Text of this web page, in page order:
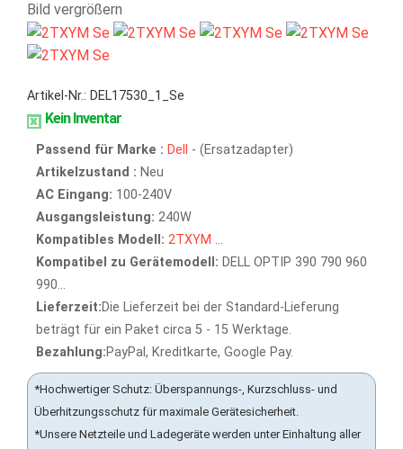
Bild vergrößern
Artikel-Nr.: DEL17530_1_Se
Kein Inventar
Passend für Marke : Dell
- (Ersatzadapter)
Artikelzustand : Neu
AC Eingang: 100-240V
Ausgangsleistung: 240W
Kompatibles Modell: 2TXYM ...
Kompatibel zu Gerätemodell: DELL OPTIP 390 790 960
990...
Lieferzeit:Die Lieferzeit bei der Standard-Lieferung
beträgt für ein Paket circa 5 - 15 Werktage.
Bezahlung:PayPal, Kreditkarte, Google Pay.
*Hochwertiger Schutz: Überspannungs-, Kurzschluss- und
Überhitzungsschutz für maximale Gerätesicherheit.
*Unsere Netzteile und Ladegeräte werden unter Einhaltung aller